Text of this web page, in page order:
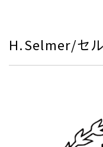
H.Selmer/セ